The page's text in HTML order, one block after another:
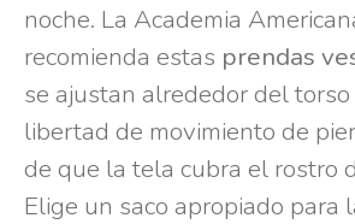
noche. La Academia
recomienda estas prendas
se ajustan alrededor del
libertad de movimiento de
de que la tela cubra el rostro
Elige un saco apropiado para